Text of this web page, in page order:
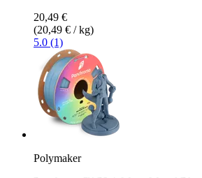
20,49 €
(20,49 € / kg)
5.0 (1)
Polymaker